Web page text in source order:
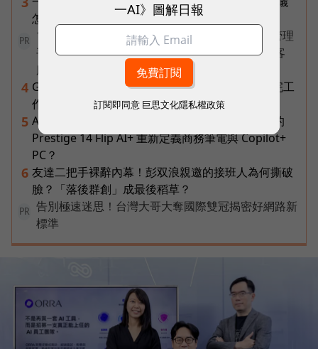
怎麼做出AI告別式，讓逝者最後道別？
PR
1 名員工、一支 AI 團隊全包辦——企業 AI 員工管理
平台 ORRA，如何讓新創公司撐起研發、銷售到客
服？
4 Gemini Spark完整教學｜幫你讀Gmail、自動跑完工
作流程，3個超實用情境一次看
5 AI 時代的行動生產力：MSI 如何用「理解情境」的
Prestige 14 Flip AI+ 重新定義商務筆電與 Copilot+
PC？
6 友達二把手裸辭內幕！彭双浪親邀的接班人為何撕破
臉？「落後群創」成最後稻草？
PR
告別極速迷思！台灣大哥大奪國際雙冠揭密好網路新
標準
一AI》圖解日報
訂閱即同意 巨思文化隱私權政策